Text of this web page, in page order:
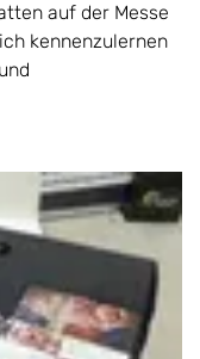
auf der Messe
kennenzulernen